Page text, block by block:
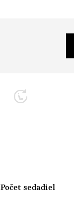
Počet sedadiel